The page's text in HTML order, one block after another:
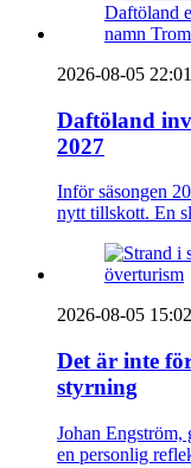
2026-08-05 22:01
Daftöland
2027
Inför säsongen
nytt tillskott. En
2026-08-05 15:02
Det är inte
styrning
Johan Engström,
en personlig